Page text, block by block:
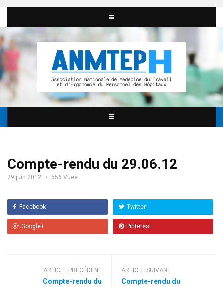
Compte-rendu du 29.06.12
29 juin 2012 556 Vues
Facebook Twitter
Google+ Pinterest
ARTICLE PRÉCÉDENT
Compte-rendu du
ARTICLE SUIVANT
Compte-rendu du